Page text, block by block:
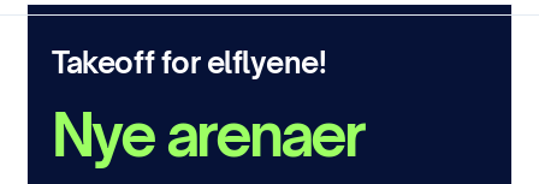
Takeoff for elflyene!
Nye arenaer